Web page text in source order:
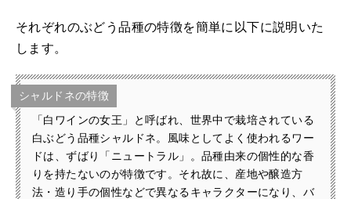
それぞれのぶどう品種の特徴を簡単に以下に説明いた
します。
シャルドネの特徴
「白ワインの女王」と呼ばれ、世界中で栽培されている
白ぶどう品種シャルドネ。風味としてよく使われるワー
ドは、ずばり「ニュートラル」。品種由来の個性的な香
りを持たないのが特徴です。それ故に、産地や醸造方
法・造り手の個性などで異なるキャラクターになり、バ